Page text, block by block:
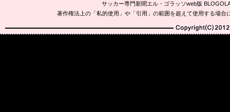
サッカー専門新聞エル・ゴラッソweb版
著作権法上の「私的使用」や「引用」の範囲を超えて使用する場
Copyright(C)2010-